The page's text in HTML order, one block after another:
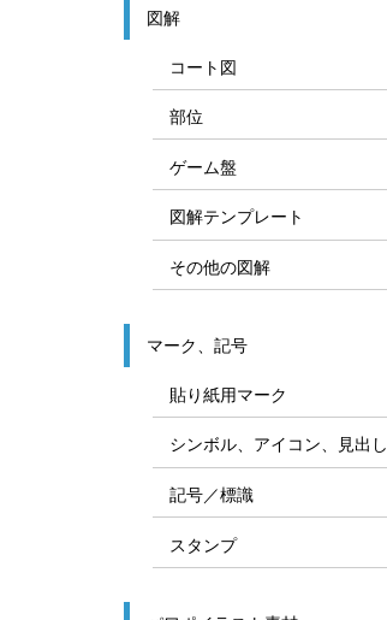
図解
コート図
部位
ゲーム盤
図解テンプレート
その他の図解
マーク、記号
貼り紙用マーク
シンボル、アイコン、見出し
記号／標識
スタンプ